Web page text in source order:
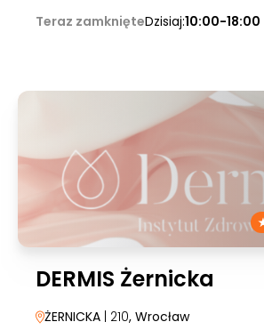
Teraz zamknięteDzisiaj:10:00-18:00
DERMIS Żernicka
ŻERNICKA | 210, Wrocław